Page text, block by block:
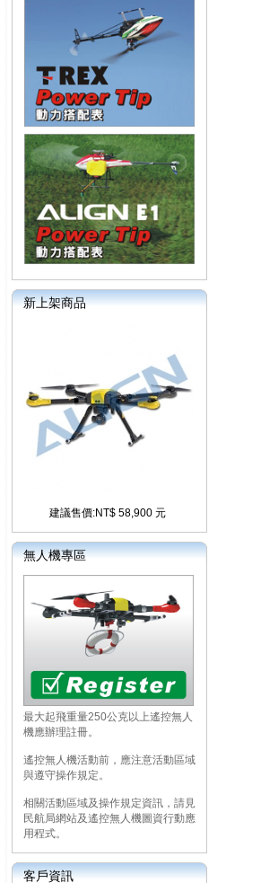
新上架商品
建議售價:NT$ 58,900 元
無人機專區
最大起飛重量250公克以上遙控無人
機應辦理註冊。
遙控無人機活動前，應注意活動區域
與遵守操作規定。
相關活動區域及操作規定資訊，請見
民航局網站及遙控無人機圖資行動應
用程式。
客戶資訊